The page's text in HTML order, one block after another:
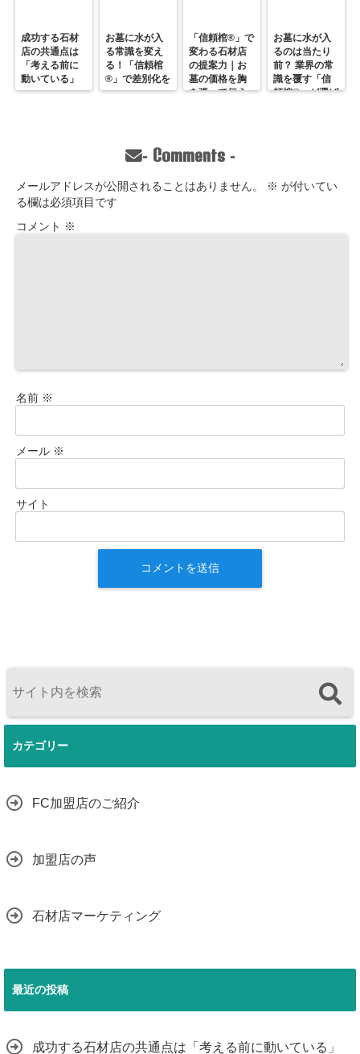
成功する石材
店の共通点は
「考える前に
動いている」
お墓に水が入
る常識を変え
る！「信頼棺
®」で差別化を
「信頼棺®」で
変わる石材店
の提案力｜お
墓の価格を胸
を張って伝え
お墓に水が入
るのは当たり
前？ 業界の常
識を覆す「信
頼棺®」が選ば
- Comments-
メールアドレスが公開されることはありません。 ※ が付いてい
る欄は必須項目です
コメント ※
名前 ※
メール ※
サイト
カテゴリー
FC加盟店のご紹介
加盟店の声
石材店マーケティング
最近の投稿
成功する石材店の共通点は「考える前に動いている」